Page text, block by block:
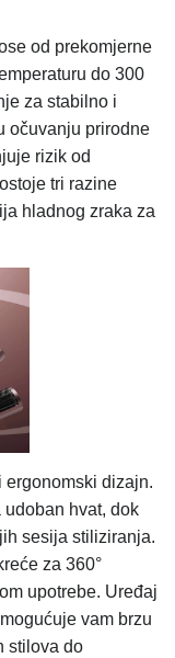
od prekomjerne
do 300
za stabilno i
očuvanju prirodne
rizik od
tri razine
hladnog zraka za
ergonomski dizajn.
udoban hvat, dok
sesija stiliziranja.
za 360°
upotrebe. Uređaj
vam brzu
stilova do